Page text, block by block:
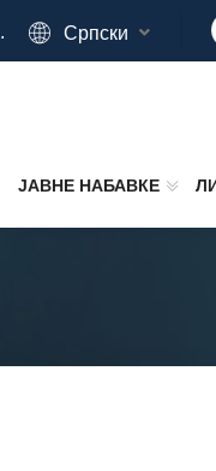
Српски
ЈАВНЕ НАБАВКЕ